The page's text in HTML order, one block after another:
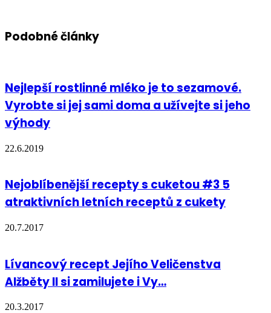
Podobné články
Nejlepší rostlinné mléko je to sezamové.
Vyrobte si jej sami doma a užívejte si jeho
výhody
22.6.2019
Nejoblíbenější recepty s cuketou #3 5
atraktivních letních receptů z cukety
20.7.2017
Lívancový recept Jejího Veličenstva
Alžběty II si zamilujete i Vy…
20.3.2017